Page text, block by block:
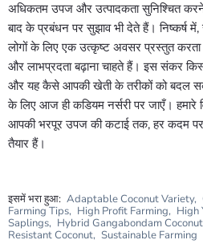
अधिकतम उपज और उत्पादकता सुनिश्चित
बाद के प्रबंधन पर सुझाव भी देते हैं। निष्कर्ष
लोगों के लिए एक उत्कृष्ट अवसर प्रस्तुत करता
और लाभप्रदता बढ़ाना चाहते हैं। इस संकर
और यह कैसे आपकी खेती के तरीकों को बदल
के लिए आज ही कडियम नर्सरी पर जाएँ।
आपकी भरपूर उपज की कटाई तक, हर कदम पर
तैयार हैं।
इसमें भरा हुआ: Adaptable Coconut Variety,
Farming Tips, High Profit Farming, High
Saplings, Hybrid Gangabondam
Resistant Coconut, Sustainable Farming